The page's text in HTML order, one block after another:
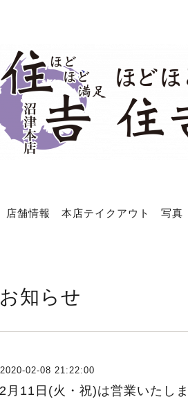
店舗情報 本店テイクアウト 写真
お知らせ
2020-02-08 21:22:00
2月11日(火・祝)は営業いたし